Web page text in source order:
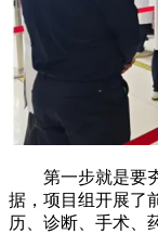
第一步就是要
据，项目组开展了
历、诊断、手术、